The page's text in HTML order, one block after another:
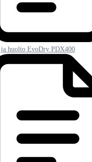
ja huolto EvoDry PDX400